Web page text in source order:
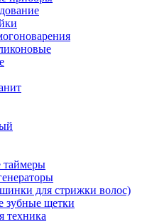
таймеры
для стрижки волос)
зубные щетки
техника